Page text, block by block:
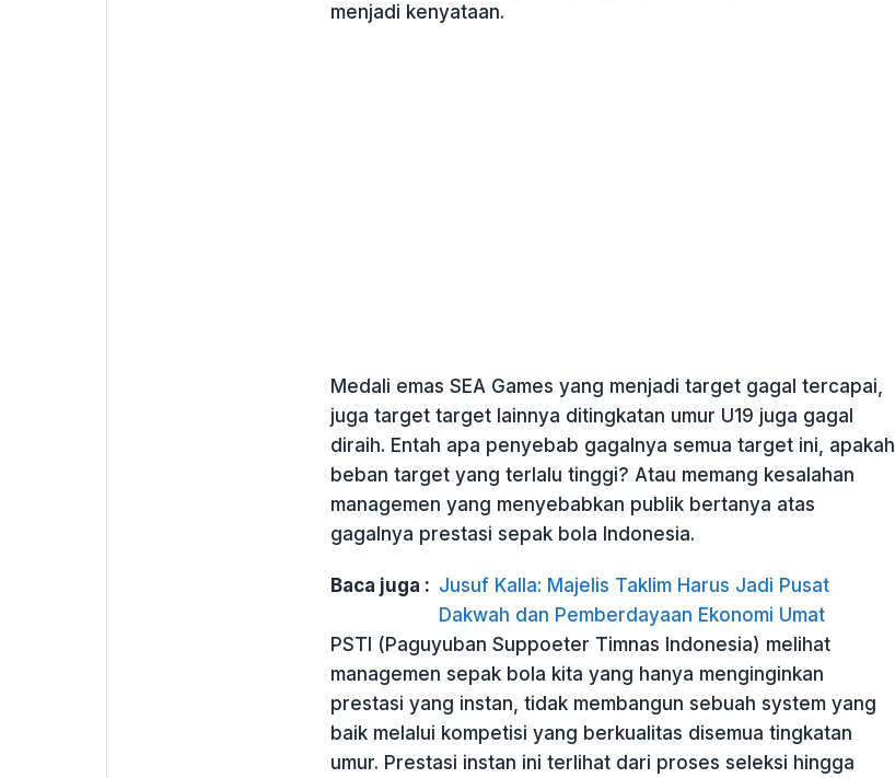
menjadi kenyataan.
Medali emas SEA Games yang menjadi target gagal tercapai,
juga target target lainnya ditingkatan umur U19 juga gagal
diraih. Entah apa penyebab gagalnya semua target ini, apakah
beban target yang terlalu tinggi? Atau memang kesalahan
managemen yang menyebabkan publik bertanya atas
gagalnya prestasi sepak bola Indonesia.
Baca juga : Jusuf Kalla: Majelis Taklim Harus Jadi Pusat
Dakwah dan Pemberdayaan Ekonomi Umat
PSTI (Paguyuban Suppoeter Timnas Indonesia) melihat
managemen sepak bola kita yang hanya menginginkan
prestasi yang instan, tidak membangun sebuah system yang
baik melalui kompetisi yang berkualitas disemua tingkatan
umur. Prestasi instan ini terlihat dari proses seleksi hingga